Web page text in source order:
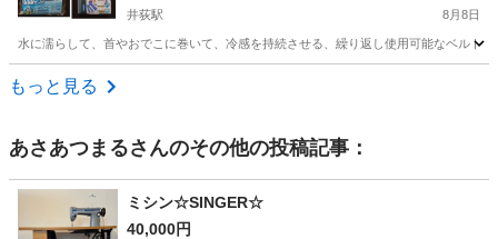
井荻駅 8月8日
水に濡らして、首やおでこに巻いて、冷感を持続させる、繰り返し使用可能なベル
東京 杉並区
もっと見る
あさあつまるさんのその他の投稿記事：
ミシン☆SINGER☆
40,000円